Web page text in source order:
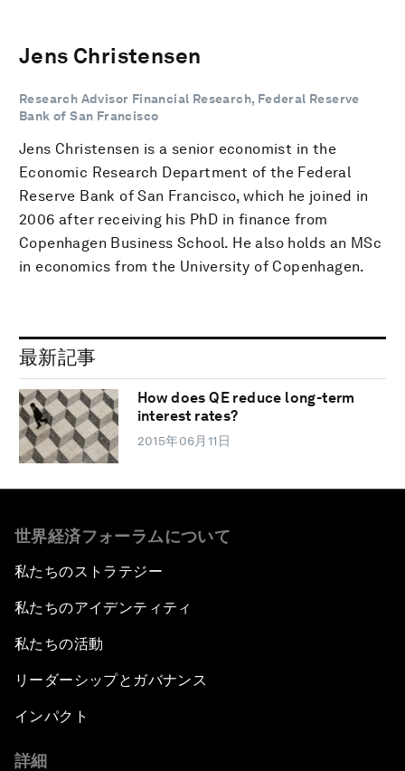
Jens Christensen
Research Advisor Financial Research, Federal Reserve
Bank of San Francisco
Jens Christensen is a senior economist in the
Economic Research Department of the Federal
Reserve Bank of San Francisco, which he joined in
2006 after receiving his PhD in finance from
Copenhagen Business School. He also holds an MSc
in economics from the University of Copenhagen.
最新記事
How does QE reduce long-term
interest rates?
2015年06月11日
世界経済フォーラムについて
私たちのストラテジー
私たちのアイデンティティ
私たちの活動
リーダーシップとガバナンス
インパクト
詳細